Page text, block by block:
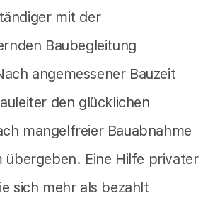
mit der
Baubegleitung
angemessener Bauzeit
den glücklichen
mangelfreier Bauabnahme
übergeben. Eine Hilfe privater
sich mehr als bezahlt